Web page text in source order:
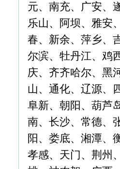
元、南充、广安、
乐山、阿坝、雅安
春、新余、萍乡、
尔滨、牡丹江、鸡
庆、齐齐哈尔、黑
山、通化、辽源、
阜新、朝阳、葫芦
南、长沙、常德、
阳、娄底、湘潭、
孝感、天门、荆州